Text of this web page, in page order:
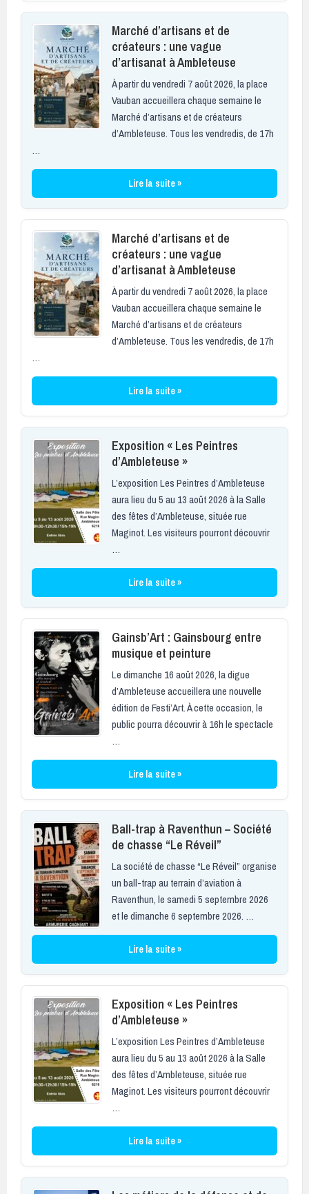
Marché d’artisans et de
créateurs : une vague
d’artisanat à Ambleteuse
À partir du vendredi 7 août 2026, la place
Vauban accueillera chaque semaine le
Marché d’artisans et de créateurs
d’Ambleteuse. Tous les vendredis, de 17h
…
Lire la suite »
Marché d’artisans et de
créateurs : une vague
d’artisanat à Ambleteuse
À partir du vendredi 7 août 2026, la place
Vauban accueillera chaque semaine le
Marché d’artisans et de créateurs
d’Ambleteuse. Tous les vendredis, de 17h
…
Lire la suite »
Exposition « Les Peintres
d’Ambleteuse »
L’exposition Les Peintres d’Ambleteuse
aura lieu du 5 au 13 août 2026 à la Salle
des fêtes d’Ambleteuse, située rue
Maginot. Les visiteurs pourront découvrir
…
Lire la suite »
Gainsb’Art : Gainsbourg entre
musique et peinture
Le dimanche 16 août 2026, la digue
d’Ambleteuse accueillera une nouvelle
édition de Festi’Art. À cette occasion, le
public pourra découvrir à 16h le spectacle
…
Lire la suite »
Ball-trap à Raventhun – Société
de chasse “Le Réveil”
La société de chasse “Le Réveil” organise
un ball-trap au terrain d’aviation à
Raventhun, le samedi 5 septembre 2026
et le dimanche 6 septembre 2026. …
Lire la suite »
Exposition « Les Peintres
d’Ambleteuse »
L’exposition Les Peintres d’Ambleteuse
aura lieu du 5 au 13 août 2026 à la Salle
des fêtes d’Ambleteuse, située rue
Maginot. Les visiteurs pourront découvrir
…
Lire la suite »